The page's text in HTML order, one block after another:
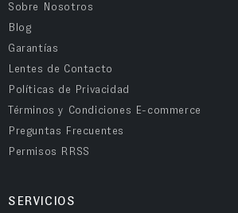
Sobre Nosotros
Blog
Garantías
Lentes de Contacto
Políticas de Privacidad
Términos y Condiciones E-commerce
Preguntas Frecuentes
Permisos RRSS
SERVICIOS